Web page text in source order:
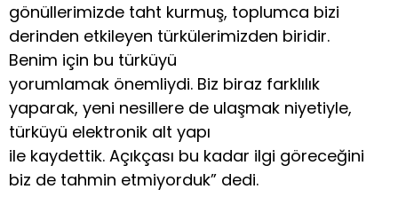
gönüllerimizde taht kurmuş, toplumca bizi
derinden etkileyen türkülerimizden biridir.
Benim için bu türküyü
yorumlamak önemliydi. Biz biraz farklılık
yaparak, yeni nesillere de ulaşmak niyetiyle,
türküyü elektronik alt yapı
ile kaydettik. Açıkçası bu kadar ilgi göreceğini
biz de tahmin etmiyorduk” dedi.